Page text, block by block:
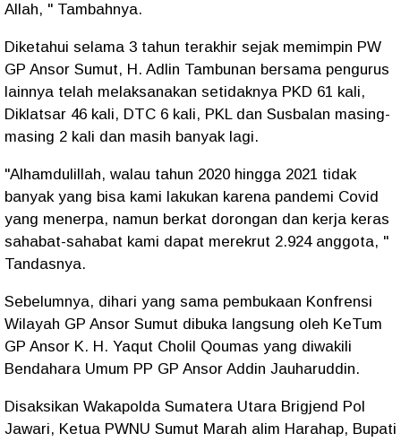
Allah, " Tambahnya.
Diketahui selama 3 tahun terakhir sejak memimpin PW
GP Ansor Sumut, H. Adlin Tambunan bersama pengurus
lainnya telah melaksanakan setidaknya PKD 61 kali,
Diklatsar 46 kali, DTC 6 kali, PKL dan Susbalan masing-
masing 2 kali dan masih banyak lagi.
"Alhamdulillah, walau tahun 2020 hingga 2021 tidak
banyak yang bisa kami lakukan karena pandemi Covid
yang menerpa, namun berkat dorongan dan kerja keras
sahabat-sahabat kami dapat merekrut 2.924 anggota, "
Tandasnya.
Sebelumnya, dihari yang sama pembukaan Konfrensi
Wilayah GP Ansor Sumut dibuka langsung oleh KeTum
GP Ansor K. H. Yaqut Cholil Qoumas yang diwakili
Bendahara Umum PP GP Ansor Addin Jauharuddin.
Disaksikan Wakapolda Sumatera Utara Brigjend Pol
Jawari, Ketua PWNU Sumut Marah alim Harahap, Bupati